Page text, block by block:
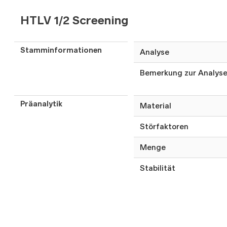
HTLV 1/2 Screening
Stamminformationen Analyse
Bemerkung zur Analyse
Präanalytik Material
Störfaktoren
Menge
Stabilität